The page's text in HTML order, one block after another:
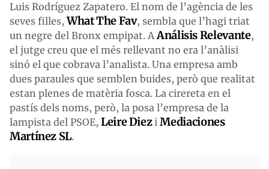
Luis Rodríguez Zapatero. El nom de l’agència de les
seves filles,What The Fav, sembla que l’hagi triat
un negre del Bronx empipat. AAnálisis Relevante,
el jutge creu que el més rellevant no era l’anàlisi
sinó el que cobrava l’analista. Una empresa amb
dues paraules que semblen buides, però que realitat
estan plenes de matèria fosca. La cirereta en el
pastís dels noms, però, la posa l’empresa de la
lampista del PSOE, Leire DieziMediaciones
Martínez SL.